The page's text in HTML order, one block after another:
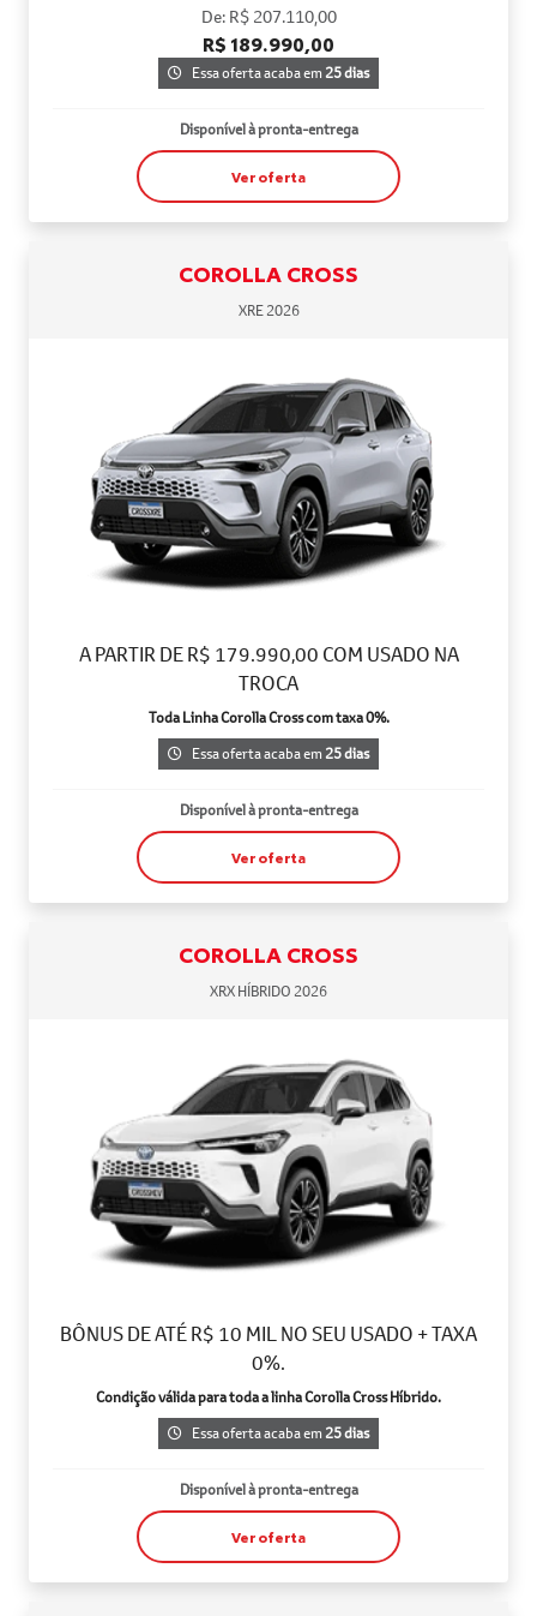
De: R$ 207.110,00
R$ 189.990,00
Essa oferta acaba em25 dias
Disponível à pronta-entrega
Ver oferta
COROLLA CROSS
XRE 2026
A PARTIR DE R$ 179.990,00 COM USADO NA
TROCA
Toda Linha Corolla Cross com taxa 0%.
Essa oferta acaba em25 dias
Disponível à pronta-entrega
Ver oferta
COROLLA CROSS
XRX HÍBRIDO 2026
BÔNUS DE ATÉ R$ 10 MIL NO SEU USADO + TAXA
0%.
Condição válida para toda a linha Corolla Cross Híbrido.
Essa oferta acaba em25 dias
Disponível à pronta-entrega
Ver oferta